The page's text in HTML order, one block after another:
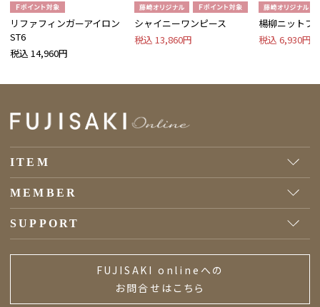
リファフィンガーアイロン
ST6
税込 14,960円
シャイニーワンピース
税込 13,860円
楊柳ニットプ
税込 6,930円
ITEM
MEMBER
SUPPORT
FUJISAKI onlineへの
お問合せはこちら